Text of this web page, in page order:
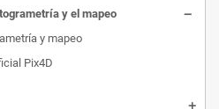
y el mapeo
y mapeo
Pix4D